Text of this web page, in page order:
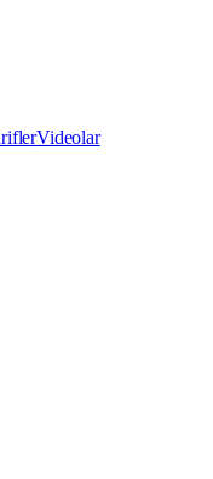
Videolar